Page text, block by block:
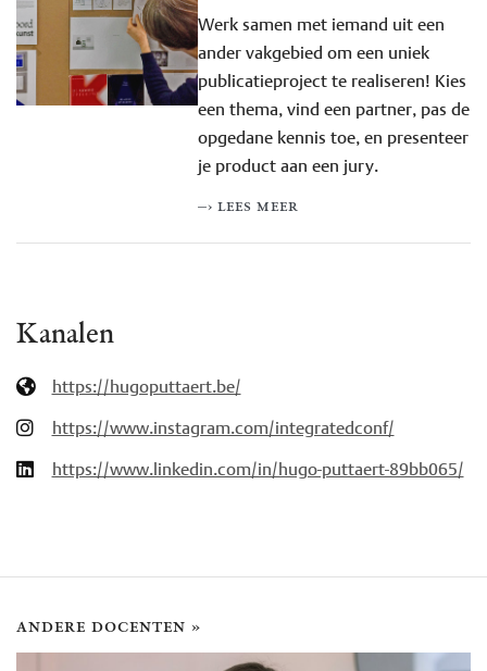
Werk samen met iemand uit een
ander vakgebied om een uniek
publicatieproject te realiseren! Kies
een thema, vind een partner, pas de
opgedane kennis toe, en presenteer
je product aan een jury.
–› lees meer
Kanalen
https://hugoputtaert.be/
https://www.instagram.com/integratedconf/
https://www.linkedin.com/in/hugo-puttaert-89bb065/
andere docenten »